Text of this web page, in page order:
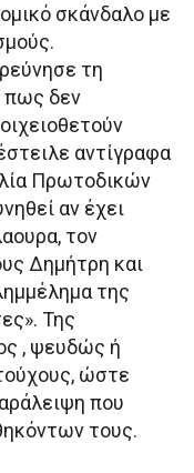
σκάνδαλο με
τη
πως δεν
αντίγραφα
Πρωτοδικών
αν έχει
τον
Δημήτρη και
της
Της
, ψευδώς ή
ώστε
που
τους.